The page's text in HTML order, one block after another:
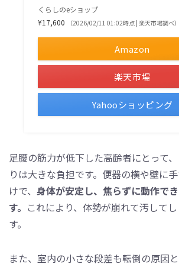
くらしのeショップ
¥17,600
（2026/02/11 01:02時点 | 楽天市場調べ）
Amazon
楽天市場
Yahooショッピング
足腰の筋力が低下した高齢者にとって
りは大きな負担です。便器の横や壁に
けで、 身体が安定し、焦らずに動作で
す。 これにより、体勢が崩れて汚して
す。
また、室内の小さな段差も転倒の原因